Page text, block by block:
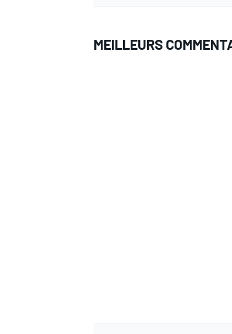
MEILLEURS